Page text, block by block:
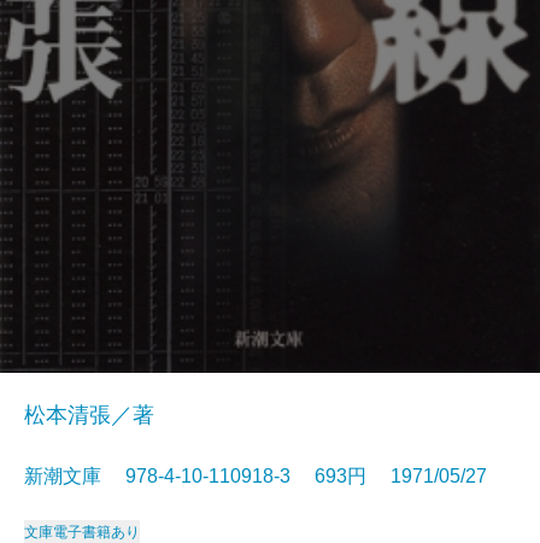
松本清張／著
新潮文庫 978-4-10-110918-3 693円 1971/05/27
文庫電子書籍あり